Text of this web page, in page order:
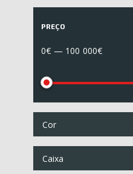
PREÇO
0€ — 100 000€
Cor
Caixa